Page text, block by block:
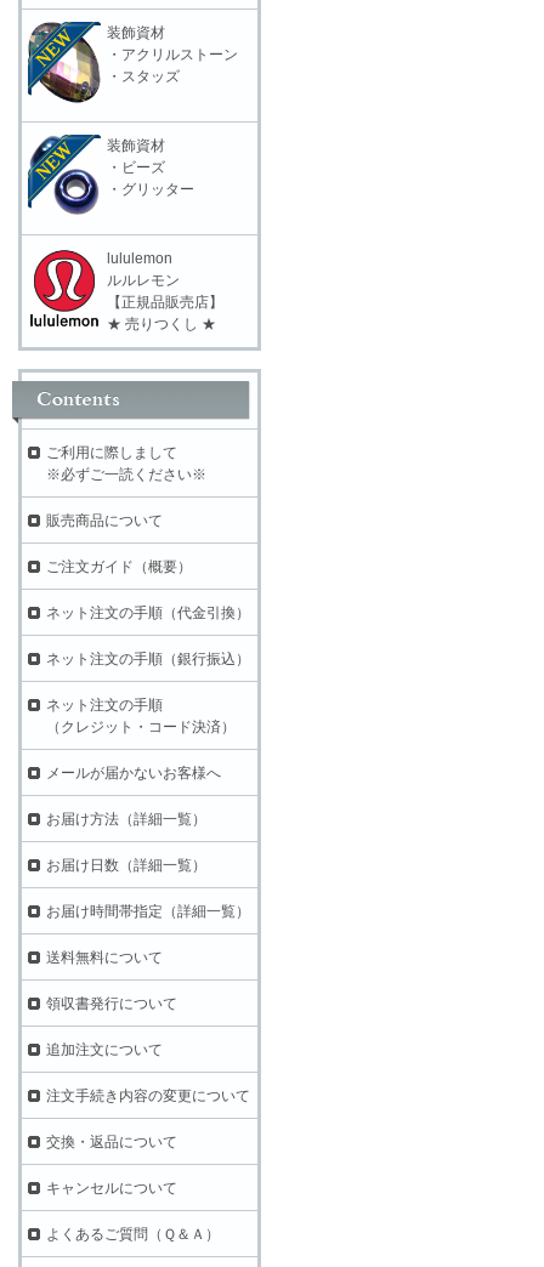
装飾資材
・アクリルストーン
・スタッズ
装飾資材
・ビーズ
・グリッター
lululemon
ルルレモン
【正規品販売店】
★ 売りつくし ★
ご利用に際しまして
※必ずご一読ください※
販売商品について
ご注文ガイド（概要）
ネット注文の手順（代金引換）
ネット注文の手順（銀行振込）
ネット注文の手順
（クレジット・コード決済）
メールが届かないお客様へ
お届け方法（詳細一覧）
お届け日数（詳細一覧）
お届け時間帯指定（詳細一覧）
送料無料について
領収書発行について
追加注文について
注文手続き内容の変更について
交換・返品について
キャンセルについて
よくあるご質問（Ｑ＆Ａ）